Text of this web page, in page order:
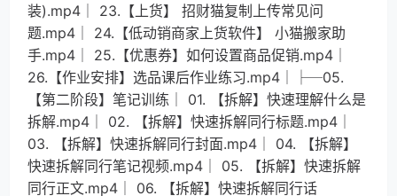
装).mp4│ 23.【上货】 招财猫复制上传常见问
题.mp4│ 24.【低动销商家上货软件】 小猫搬家助
手.mp4│ 25.【优惠券】如何设置商品促销.mp4│
26.【作业安排】选品课后作业练习.mp4│├─05.
【第二阶段】笔记训练│ 01. 【拆解】快速理解什么是
拆解.mp4│ 02. 【拆解】快速拆解同行标题.mp4│
03. 【拆解】快速拆解同行封面.mp4│ 04. 【拆解】
快速拆解同行笔记视频.mp4│ 05. 【拆解】快速拆解
同行正文.mp4│ 06. 【拆解】快速拆解同行话